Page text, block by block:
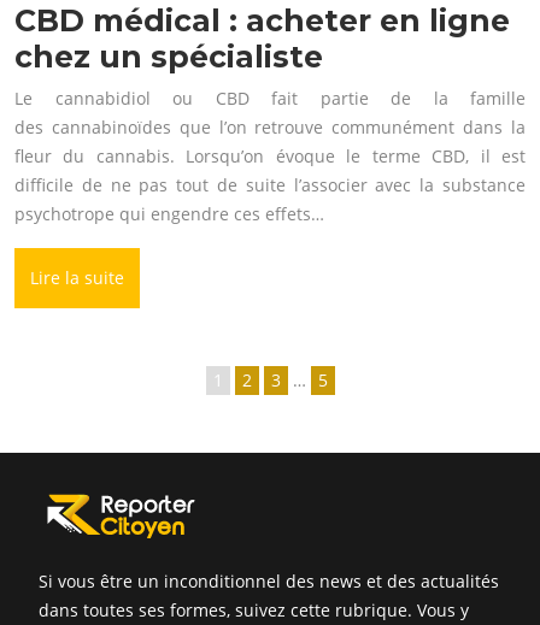
CBD médical : acheter en ligne
chez un spécialiste
Le cannabidiol ou CBD fait partie de la famille
des cannabinoïdes que l’on retrouve communément dans la
fleur du cannabis. Lorsqu’on évoque le terme CBD, il est
difficile de ne pas tout de suite l’associer avec la substance
psychotrope qui engendre ces effets…
Lire la suite
1 2 3 … 5
Si vous être un inconditionnel des news et des actualités
dans toutes ses formes, suivez cette rubrique. Vous y